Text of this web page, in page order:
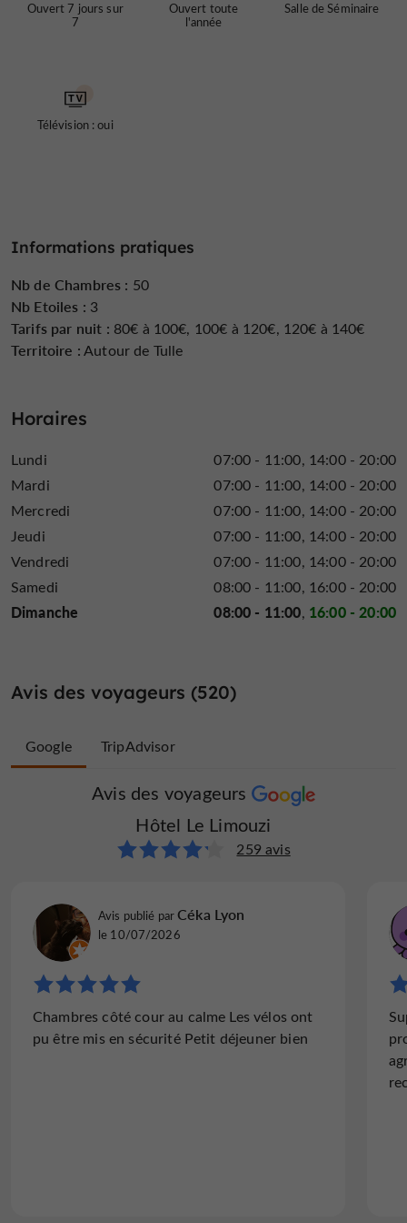
bien commencer la journée, avant de partir explorer la
ville et ses environs, ou avant de partir travailler.
événements dans un cadre pratique. À pied, on accède
facilement aux rues commerçantes, aux bords de la
Ouvert 7 jours sur
7
Ouvert toute
l'année
Salle de Séminaire
Télévision : oui
Informations pratiques
Nb de Chambres : 50
Nb Etoiles : 3
Tarifs par nuit : 80€ à 100€, 100€ à 120€, 120€ à 140€
Territoire :Autour de Tulle
Horaires
Lundi 07:00 - 11:00 14:00 - 20:00
Mardi
07:00 - 11:00 14:00 - 20:00
Mercredi
07:00 - 11:00 14:00 - 20:00
Jeudi
07:00 - 11:00 14:00 - 20:00
Vendredi
07:00 - 11:00 14:00 - 20:00
Samedi
08:00 - 11:00 16:00 - 20:00
Dimanche 08:00 - 11:00 16:00 - 20:00
Avis des voyageurs (520)
Google
Avis des voyageurs
Hôtel Le Limouzi
259 avis
Avis publié parCéka Lyon
le 10/07/2026
Chambres côté cour au calme Les vélos ont
pu être mis en sécurité Petit déjeuner bien
TripAdvisor
Avis des voyageurs
Hôtel Le Limouzi
261 avis
Avis publié parannabellemulot
le 09/11/2025
"Confortable et accueil très aimable"
Nous avons l’habitude de nous rendre dans
cet hôtel en famille pour aller voir des